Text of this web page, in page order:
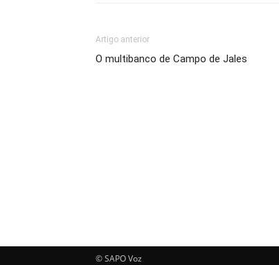
Artigo anterior
O multibanco de Campo de Jales
© SAPO Voz